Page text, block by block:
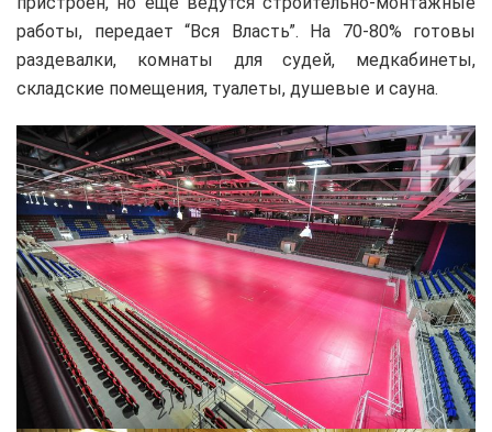
работы, передает “Вся Власть”. На 70-80% готовы
раздевалки, комнаты для судей, медкабинеты,
складские помещения, туалеты, душевые и сауна.